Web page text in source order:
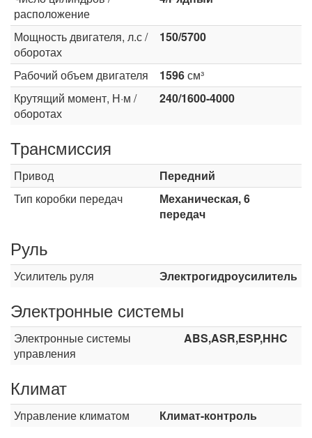
расположение
Мощность двигателя, л.с /
оборотах
150/5700
Рабочий объем двигателя 1596см³
Крутящий момент, Н·м /
оборотах
240/1600-4000
Трансмиссия
Привод
Передний
Тип коробки передач
Механическая, 6
передач
Руль
Усилитель руля Электрогидроусилитель
Электронные системы
Электронные системы
управления
ABS,ASR,ESP,HHC
Климат
Управление климатом Климат-контроль